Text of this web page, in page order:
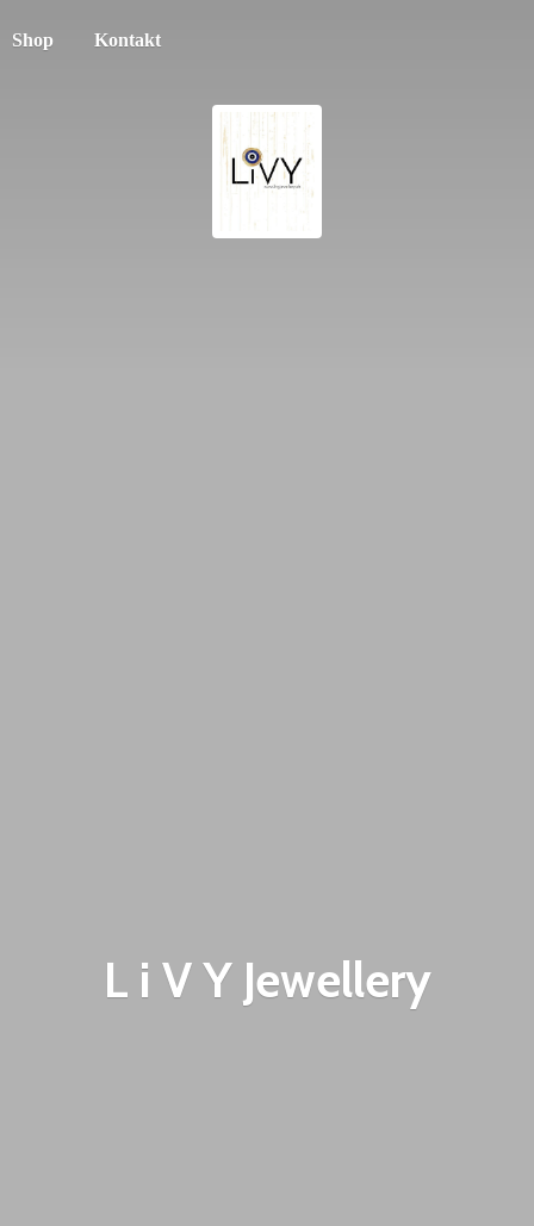
Shop Kontakt
L i VY Jewellery